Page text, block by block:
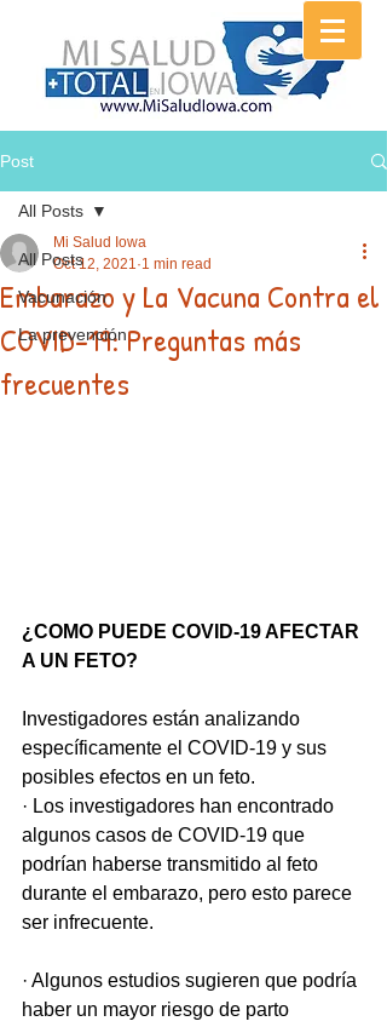
Post
All Posts
Vacunación
La prevención
All Posts
Embarazo y La Vacuna Contra el
COVID-19: Preguntas más
frecuentes
Mi Salud Iowa
Oct 12, 2021 1 min read
¿COMO PUEDE COVID-19 AFECTAR
A UN FETO?
Investigadores están analizando
específicamente el COVID-19 y sus
posibles efectos en un feto.
· Los investigadores han encontrado
algunos casos de COVID-19 que
podrían haberse transmitido al feto
durante el embarazo, pero esto parece
ser infrecuente.
· Algunos estudios sugieren que podría
haber un mayor riesgo de parto